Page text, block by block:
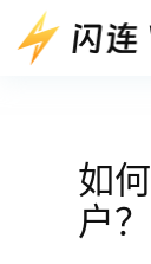
至
如
户